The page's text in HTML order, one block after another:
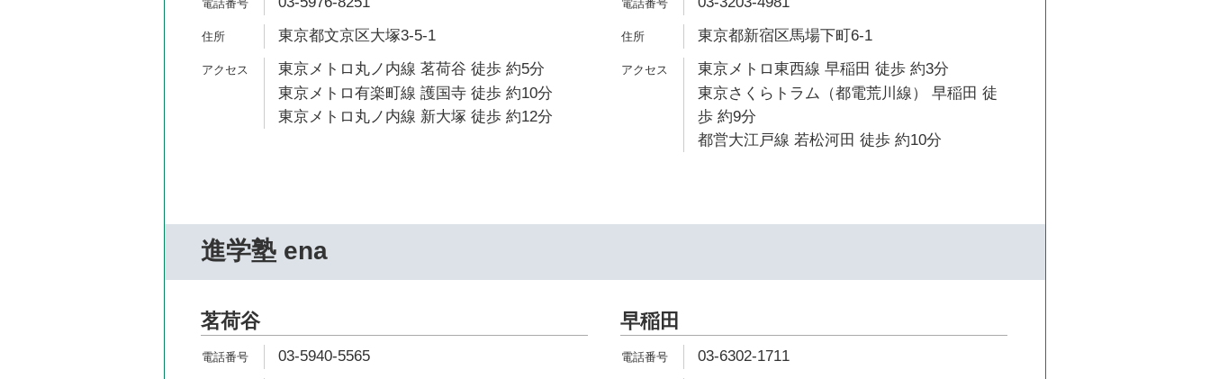
東京都文京区大塚3-5-1
東京メトロ丸ノ内線 茗荷谷 徒歩 約5分
東京メトロ有楽町線 護国寺 徒歩 約10分
東京メトロ丸ノ内線 新大塚 徒歩 約12分
東京都新宿区馬場下町6-1
東京メトロ東西線 早稲田 徒歩 約3分
東京さくらトラム（都電荒川線） 早稲田 徒
歩 約9分
都営大江戸線 若松河田 徒歩 約10分
進学塾 ena
茗荷谷
03-5940-5565
早稲田
03-6302-1711